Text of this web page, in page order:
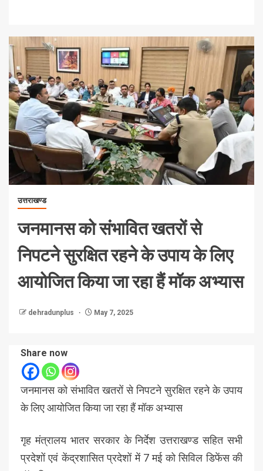
उत्तराखण्ड
जनमानस को संभावित खतरों से
निपटने सुरक्षित रहने के उपाय के लिए
आयोजित किया जा रहा हैं मॉक अभ्यास
dehradunplus May 7, 2025
Share now
जनमानस को संभावित खतरों से निपटने सुरक्षित रहने के उपाय
के लिए आयोजित किया जा रहा हैं मॉक अभ्यास
गृह मंत्रालय भातर सरकार के निर्देश उत्तराखण्ड सहित सभी
प्रदेशों एवं केंद्रशासित प्रदेशों में 7 मई को सिविल डिफेंस की